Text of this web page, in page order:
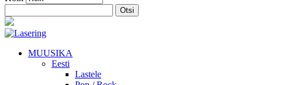
Otsi
MUUSIKA
Eesti
Lastele